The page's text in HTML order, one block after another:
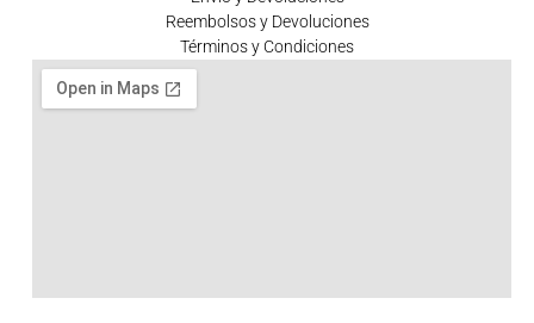
Reembolsos y Devoluciones
Términos y Condiciones